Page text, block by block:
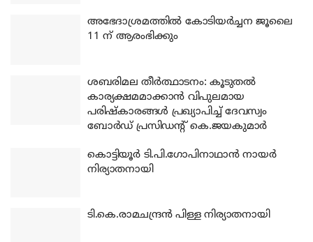
അഭേദാശ്രമത്തില്‍ കോടിയര്‍ച്ചന ജൂലൈ
11 ന് ആരംഭിക്കും
ശബരിമല തീര്‍ത്ഥാടനം: കൂടുതല്‍
കാര്യക്ഷമമാക്കാന്‍ വിപുലമായ
പരിഷ്‌കാരങ്ങള്‍ പ്രഖ്യാപിച്ച് ദേവസ്വം
ബോര്‍ഡ് പ്രസിഡന്റ് കെ.ജയകുമാര്‍
കൊട്ടിയൂര്‍ ടി.പി.ഗോപിനാഥാന്‍ നായര്‍
നിര്യാതനായി
ടി.കെ.രാമചന്ദ്രന്‍ പിള്ള നിര്യാതനായി